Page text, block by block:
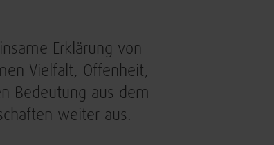
Erklärung von
Vielfalt, Offenheit,
Bedeutung aus dem
weiter aus.